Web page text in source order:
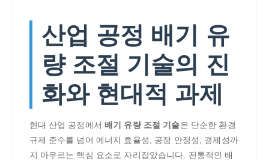
산업 공정 배기 유
량 조절 기술의 진
화와 현대적 과제
현대 산업 공정에서배기 유량 조절 기술은 단순한 환경
규제 준수를 넘어 에너지 효율성, 공정 안정성, 경제성까
지 아우르는 핵심 요소로 자리잡았습니다. 전통적인 배